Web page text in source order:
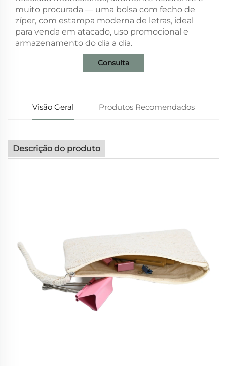
muito procurada — uma bolsa com fecho de
zíper, com estampa moderna de letras, ideal
para venda em atacado, uso promocional e
armazenamento do dia a dia.
Consulta
Visão Geral Produtos Recomendados
Descrição do produto